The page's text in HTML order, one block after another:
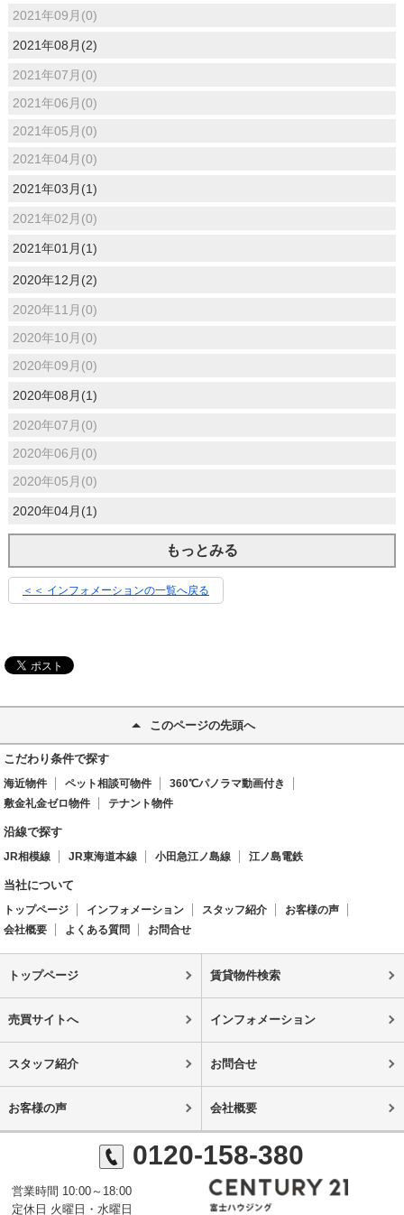
2021年09月(0)
2021年08月(2)
2021年07月(0)
2021年06月(0)
2021年05月(0)
2021年04月(0)
2021年03月(1)
2021年02月(0)
2021年01月(1)
2020年12月(2)
2020年11月(0)
2020年10月(0)
2020年09月(0)
2020年08月(1)
2020年07月(0)
2020年06月(0)
2020年05月(0)
2020年04月(1)
もっとみる
＜＜ インフォメーションの一覧へ戻る
このページの先頭へ
こだわり条件で探す
海近物件 ペット相談可物件
360℃パノラマ動画付き
敷金礼金ゼロ物件
テナント物件
沿線で探す
JR相模線 JR東海道本線 小田急江ノ島線 江ノ島電鉄
当社について
トップページ インフォメーション スタッフ紹介
お客様の声
会社概要
よくある質問 お問合せ
トップページ 賃貸物件検索
売買サイトへ インフォメーション
スタッフ紹介 お問合せ
お客様の声 会社概要
0120-158-380
営業時間 10:00～18:00
定休日 火曜日・水曜日